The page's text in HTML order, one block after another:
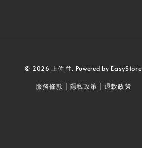
© 2026 上佐 往. Powered by EasyStore
服務條款 隱私政策 退款政策